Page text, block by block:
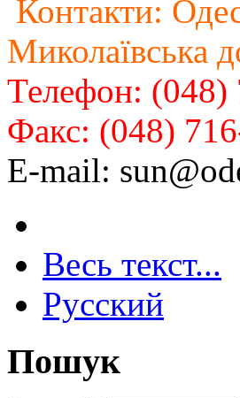
Контакти:
Миколаївська
Телефон: (048)
Факс: (048)
E-mail:
Весь текст...
Русский
Пошук